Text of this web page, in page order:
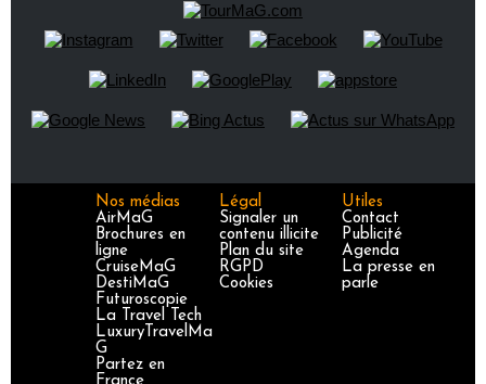
Nos médias
AirMaG
Brochures en
ligne
CruiseMaG
DestiMaG
Futuroscopie
La Travel Tech
LuxuryTravelMa
G
Partez en
Légal
Signaler un
contenu illicite
Plan du site
RGPD
Cookies
Utiles
Contact
Publicité
Agenda
La presse en
parle